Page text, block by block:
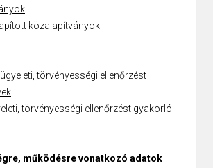
közalapítványok
törvényességi ellenőrzést
törvényességi ellenőrzést gyakorló
működésre vonatkozó adatok